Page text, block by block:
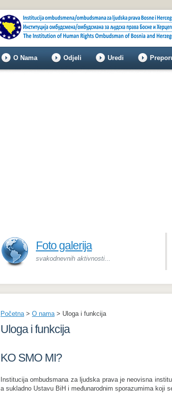
O Nama Odjeli Uredi
Foto galerija
svakodnevnih aktivnosti...
Početna> O nama> Uloga i funkcija
Uloga i funkcija
KO SMO MI?
Institucija ombudsmana za ljudska prava je neovisna
a sukladno Ustavu BiH i međunarodnim sporazumima koji